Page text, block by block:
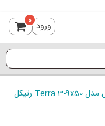
ورود 0
دوربین روی سلاح زایس مدل Terra 3-9x50 رتیکل